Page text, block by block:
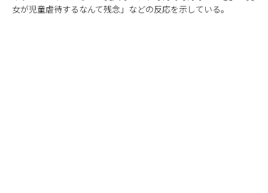
女が児童虐待するなんて残念」などの反応を示している。